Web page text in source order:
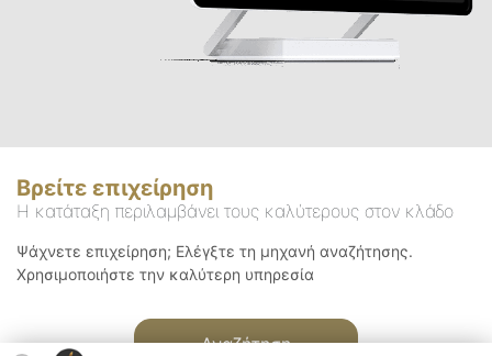
Βρείτε επιχείρηση
Η κατάταξη περιλαμβάνει τους καλύτερους στον κλάδο
Ψάχνετε επιχείρηση; Ελέγξτε τη μηχανή αναζήτησης.
Χρησιμοποιήστε την καλύτερη υπηρεσία
Αναζήτηση